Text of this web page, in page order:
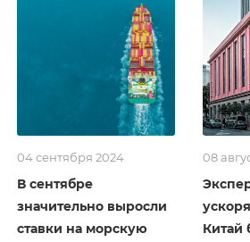
04 сентября 2024
В сентябре
значительно выросли
ставки на морскую
08
Китай